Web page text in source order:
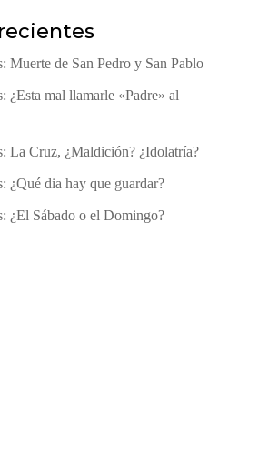
Muerte de San Pedro y San Pablo
¿Esta mal llamarle «Padre» al
La Cruz, ¿Maldición? ¿Idolatría?
¿Qué dia hay que guardar?
¿El Sábado o el Domingo?